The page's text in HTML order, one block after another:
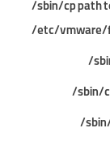
/sbin/cp path
/etc/vmware/
/
/sbin/
/